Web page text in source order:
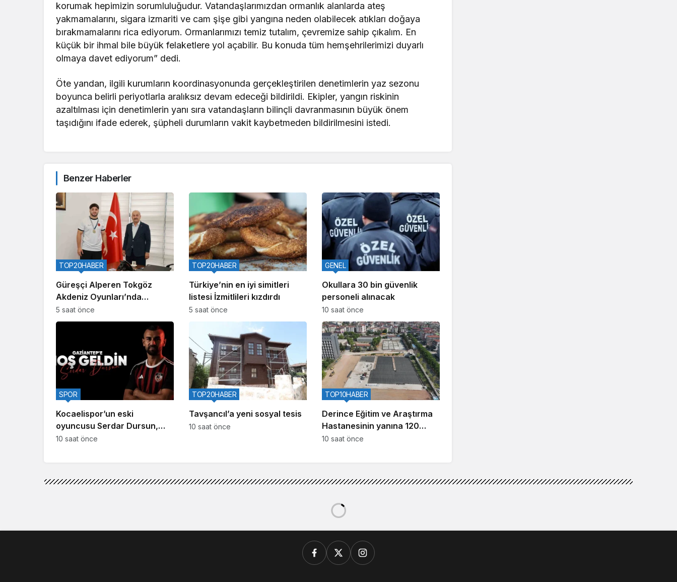
korumak hepimizin sorumluluğudur. Vatandaşlarımızdan ormanlık alanlarda ateş
yakmamalarını, sigara izmariti ve cam şişe gibi yangına neden olabilecek atıkları doğaya
bırakmamalarını rica ediyorum. Ormanlarımızı temiz tutalım, çevremize sahip çıkalım. En
küçük bir ihmal bile büyük felaketlere yol açabilir. Bu konuda tüm hemşehrilerimizi duyarlı
olmaya davet ediyorum” dedi.
Öte yandan, ilgili kurumların koordinasyonunda gerçekleştirilen denetimlerin yaz sezonu
boyunca belirli periyotlarla aralıksız devam edeceği bildirildi. Ekipler, yangın riskinin
azaltılması için denetimlerin yanı sıra vatandaşların bilinçli davranmasının büyük önem
taşıdığını ifade ederek, şüpheli durumların vakit kaybetmeden bildirilmesini istedi.
Benzer Haberler
Güreşçi Alperen Tokgöz
Akdeniz Oyunları’nda
Türkiye’yi temsil edecek
TOP20HABER
5 saat önce
Türkiye’nin en iyi simitleri
listesi İzmitlileri kızdırdı
TOP20HABER
5 saat önce
Okullara 30 bin güvenlik
personeli alınacak
GENEL
10 saat önce
Kocaelispor’un eski
oyuncusu Serdar Dursun,
Gaziantep FK’da
SPOR
10 saat önce
Tavşancıl’a yeni sosyal tesis
TOP20HABER
10 saat önce
Derince Eğitim ve Araştırma
Hastanesinin yanına 120
yataklı yeni tesis
TOP10HABER
10 saat önce